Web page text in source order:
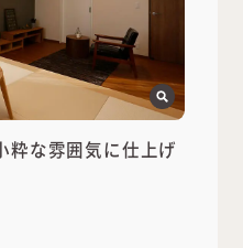
粋な雰囲気に仕上げ